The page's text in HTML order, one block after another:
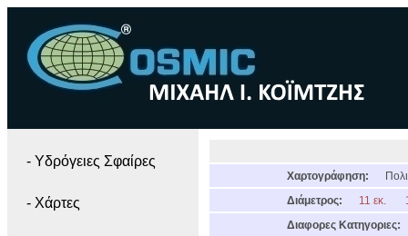
- Yδρόγειες Σφαίρες
- Χάρτες
Χαρτογράφηση:
Διάμετρος:
11 εκ.
Διαφορες Κατηγοριες: